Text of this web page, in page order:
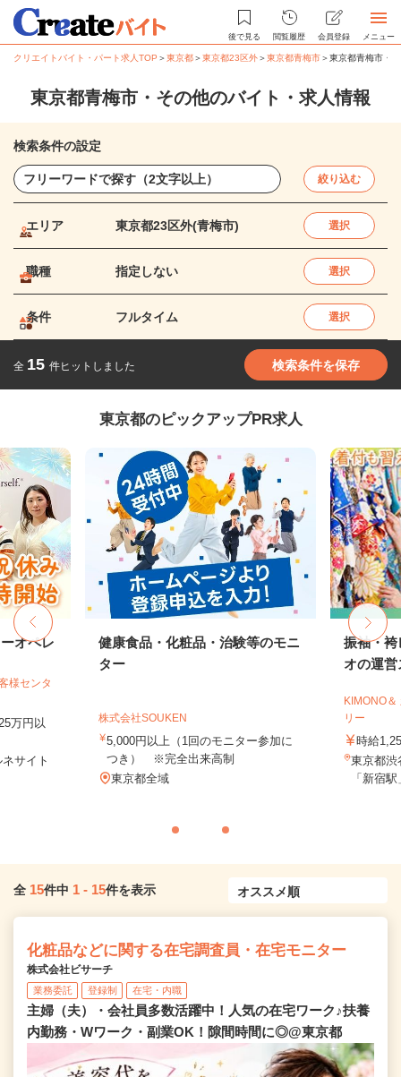
後で見る 閲覧履歴 会員登録 メニュー
クリエイトバイト・パート求人TOP ＞東京都＞東京都23区外＞東京都青梅市＞東京都青梅市・
東京都青梅市・その他のバイト・求人情報
検索条件の設定
絞り込む
エリア 東京都23区外(青梅市) 選択
職種 指定しない 選択
条件 フルタイム 選択
全 15 件ヒットしました 検索条件を保存
東京都のピックアップPR求人
オペレ
様センタ
万円以
サイト
健康食品・化粧品・治験等のモニ
ター
株式会社SOUKEN
5,000円以上（1回のモニター参加に
つき） ※完全出来高制
東京都全域
振袖・袴
オの運営
KIMONO
リー
時給
東京都渋
「新宿
全 15件中 1 - 15件を表示
化粧品などに関する在宅調査員・在宅モニター
株式会社ビサーチ
業務委託 登録制 在宅・内職
主婦（夫）・会社員多数活躍中！人気の在宅ワーク♪扶養
内勤務・Wワーク・副業OK！隙間時間に◎@東京都